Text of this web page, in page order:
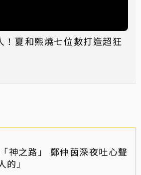
！夏和熙燒七位數打造超狂
神之路」 鄭仲茵深夜吐心聲
的」